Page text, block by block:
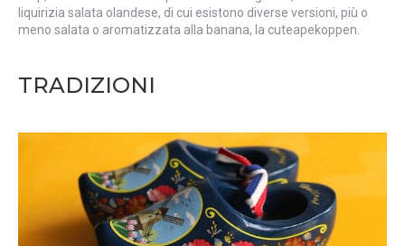
liquirizia salata olandese, di cui esistono diverse versioni, più o
meno salata o aromatizzata alla banana, la cuteapekoppen.
TRADIZIONI